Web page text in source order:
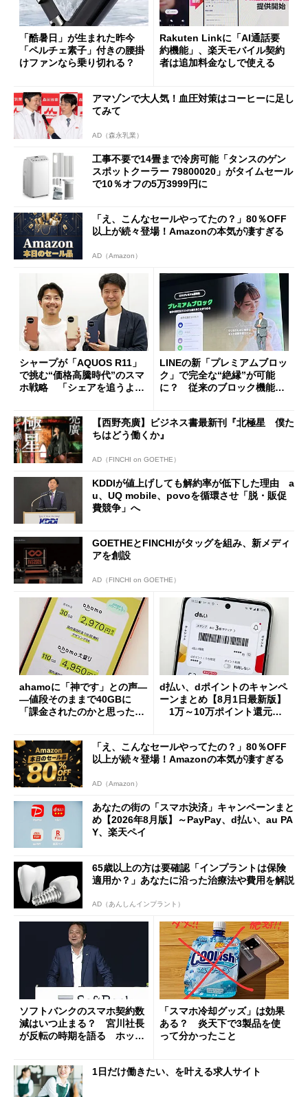
「酷暑日」が生まれた昨今
「ペルチェ素子」付きの腰掛
けファンなら乗り切れる？
Rakuten Linkに「AI通話要
約機能」、楽天モバイル契約
者は追加料金なしで使える
アマゾンで大人気！血圧対策はコーヒーに足し
てみて
AD（森永乳業）
工事不要で14畳まで冷房可能「タンスのゲン
スポットクーラー 79800020」がタイムセール
で10％オフの5万3999円に
「え、こんなセールやってたの？」80％OFF
以上が続々登場！Amazonの本気が凄すぎる
AD（Amazon）
シャープが「AQUOS R11」
で挑む“価格高騰時代”のスマ
ホ戦略 「シェアを追うより
LINEの新「プレミアムブロッ
ク」で完全な“絶縁”が可能
に？ 従来のブロック機能と
【西野亮廣】ビジネス書最新刊『北極星 僕た
ちはどう働くか』
AD（FINCHI on GOETHE）
KDDIが値上げしても解約率が低下した理由 a
u、UQ mobile、povoを循環させ「脱・販促
費競争」へ
GOETHEとFINCHIがタッグを組み、新メディ
アを創設
AD（FINCHI on GOETHE）
ahamoに「神です」との声―
―値段そのままで40GBに
「課金されたのかと思った」
d払い、dポイントのキャンペ
ーンまとめ【8月1日最新版】
1万～10万ポイント還元の
「え、こんなセールやってたの？」80％OFF
以上が続々登場！Amazonの本気が凄すぎる
AD（Amazon）
あなたの街の「スマホ決済」キャンペーンまと
め【2026年8月版】～PayPay、d払い、au PA
Y、楽天ペイ
65歳以上の方は要確認「インプラントは保険
適用か？」あなたに沿った治療法や費用を解説
AD（あんしんインプラント）
ソフトバンクのスマホ契約数
減はいつ止まる？ 宮川社長
が反転の時期を語る ホッピ
「スマホ冷却グッズ」は効果
ある？ 炎天下で3製品を使
って分かったこと
1日だけ働きたい、を叶える求人サイト